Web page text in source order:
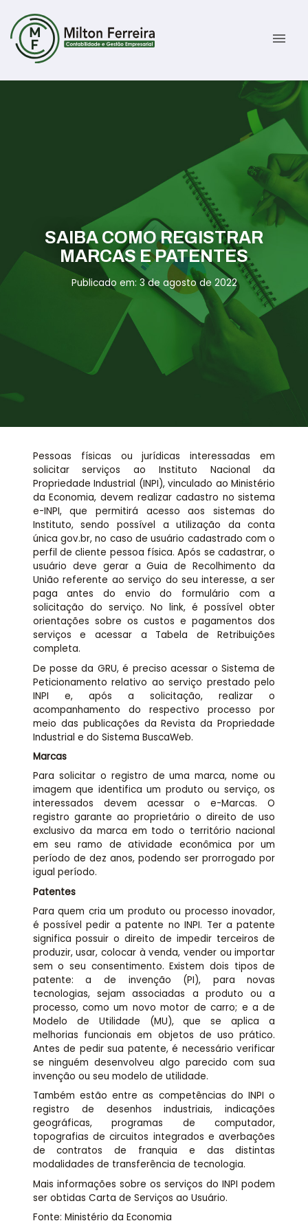
menu
Gestão Tributária e Fiscal
Previdenciária Trabalhista
Abertura de Empresas
Assessoria jurídica
Links Úteis
Informativos
Contato
ÁREA DO CLIENTE
SAIBA COMO REGISTRAR
MARCAS E PATENTES
Publicado em: 3 de agosto de 2022
Pessoas físicas ou jurídicas interessadas em
solicitar serviços ao Instituto Nacional da
Propriedade Industrial (INPI), vinculado ao Ministério
da Economia, devem realizar cadastro no sistema
e-INPI, que permitirá acesso aos sistemas do
Instituto, sendo possível a utilização da conta
única gov.br, no caso de usuário cadastrado com o
perfil de cliente pessoa física. Após se cadastrar, o
usuário deve gerar a Guia de Recolhimento da
União referente ao serviço do seu interesse, a ser
paga antes do envio do formulário com a
solicitação do serviço. No link, é possível obter
orientações sobre os custos e pagamentos dos
serviços e acessar a Tabela de Retribuições
completa.
De posse da GRU, é preciso acessar o Sistema de
Peticionamento relativo ao serviço prestado pelo
INPI e, após a solicitação, realizar o
acompanhamento do respectivo processo por
meio das publicações da Revista da Propriedade
Industrial e do Sistema BuscaWeb.
Marcas
Para solicitar o registro de uma marca, nome ou
imagem que identifica um produto ou serviço, os
interessados devem acessar o e-Marcas. O
registro garante ao proprietário o direito de uso
exclusivo da marca em todo o território nacional
em seu ramo de atividade econômica por um
período de dez anos, podendo ser prorrogado por
igual período.
Patentes
Para quem cria um produto ou processo inovador,
é possível pedir a patente no INPI. Ter a patente
significa possuir o direito de impedir terceiros de
produzir, usar, colocar à venda, vender ou importar
sem o seu consentimento. Existem dois tipos de
patente: a de invenção (PI), para novas
tecnologias, sejam associadas a produto ou a
processo, como um novo motor de carro; e a de
Modelo de Utilidade (MU), que se aplica a
melhorias funcionais em objetos de uso prático.
Antes de pedir sua patente, é necessário verificar
se ninguém desenvolveu algo parecido com sua
invenção ou seu modelo de utilidade.
Também estão entre as competências do INPI o
registro de desenhos industriais, indicações
geográficas, programas de computador,
topografias de circuitos integrados e averbações
de contratos de franquia e das distintas
modalidades de transferência de tecnologia.
Mais informações sobre os serviços do INPI podem
ser obtidas Carta de Serviços ao Usuário.
Fonte: Ministério da Economia